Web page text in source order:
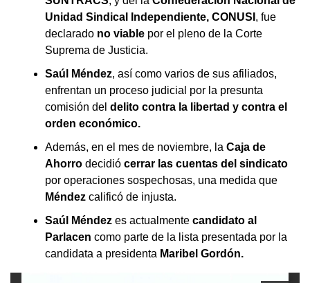
Unidad Sindical Independiente, CONUSI , fue
declarado no viable por el pleno de la Corte
Suprema de Justicia.
Saúl Méndez, así como varios de sus afiliados,
enfrentan un proceso judicial por la presunta
comisión del delito contra la libertad y contra el
orden económico.
Además, en el mes de noviembre, la Caja de
Ahorro decidió cerrar las cuentas del sindicato
por operaciones sospechosas, una medida que
Méndez calificó de injusta.
Saúl Méndez es actualmente candidato al
Parlacen como parte de la lista presentada por la
candidata a presidenta Maribel Gordón.